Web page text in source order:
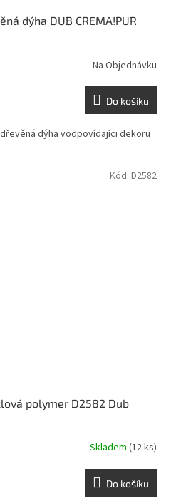
dýha DUB CREMA!PUR
Na Objednávku
Do košíku
dýha vodpovídajíci dekoru
polymer D2582 Dub
Skladem (12 ks)
Do košíku
Kód: D2582